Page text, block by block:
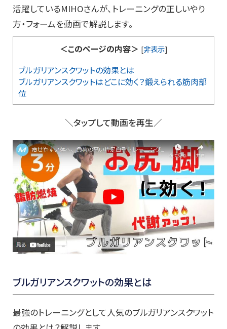
活躍しているMIHOさんが、トレーニングの正しいやり
方・フォームを動画で解説します。
＜このページの内容＞ [非表示]
ブルガリアンスクワットの効果とは
ブルガリアンスクワットはどこに効く？鍛えられる筋肉部
位
＼タップして動画を再生／
ブルガリアンスクワットの効果とは
最強のトレーニングとして人気のブルガリアンスクワット